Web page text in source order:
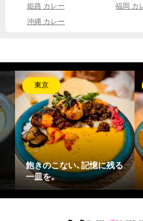
姫路 カレー
福岡 カ
沖縄 カレー
東京
飽きのこない、記憶に残る
一皿を。